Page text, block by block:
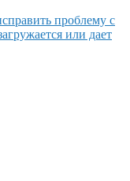
проблему с
или дает